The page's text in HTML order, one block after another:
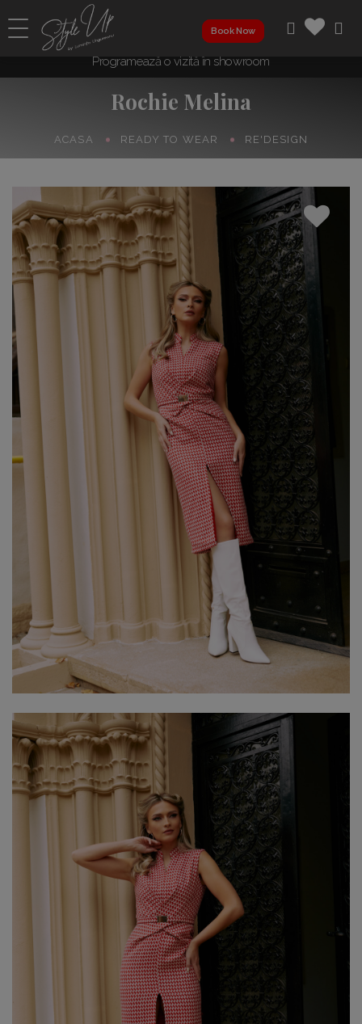
Programează o vizită în showroom
Book Now
Rochie Melina
ACASA READY TO WEAR RE'DESIGN
Perfect Fit